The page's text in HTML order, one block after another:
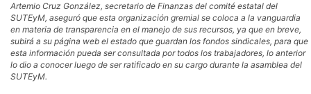
Artemio Cruz González, secretario de Finanzas del comité estatal del
SUTEyM, aseguró que esta organización gremial se coloca a la vanguardia
en materia de transparencia en el manejo de sus recursos, ya que en breve,
subirá a su página web el estado que guardan los fondos sindicales, para que
esta información pueda ser consultada por todos los trabajadores, lo anterior
lo dio a conocer luego de ser ratificado en su cargo durante la asamblea del
SUTEyM.